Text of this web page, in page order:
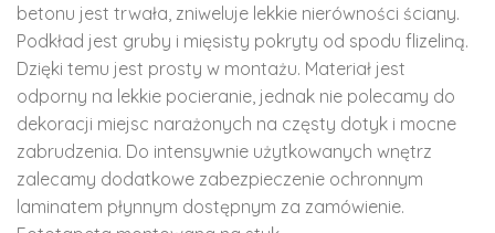
betonu jest trwała, zniweluje lekkie nierówności ściany.
Podkład jest gruby i mięsisty pokryty od spodu flizeliną.
Dzięki temu jest prosty w montażu. Materiał jest
odporny na lekkie pocieranie, jednak nie polecamy do
dekoracji miejsc narażonych na częsty dotyk i mocne
zabrudzenia. Do intensywnie użytkowanych wnętrz
zalecamy dodatkowe zabezpieczenie ochronnym
laminatem płynnym dostępnym za zamówienie.